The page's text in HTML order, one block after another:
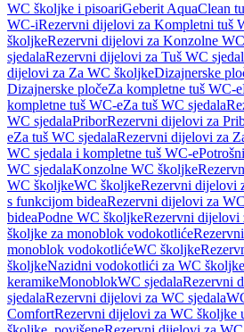
WC školjke i pisoariGeberit AquaClean
WC-iRezervni dijelovi za Kompletni tuš
školjkeRezervni dijelovi za Konzolne
sjedalaRezervni dijelovi za Tuš WC
dijelovi za Za WC školjkeDizajnerske
Dizajnerske pločeZa kompletne tuš WC-e
kompletne tuš WC-eZa tuš WC sjedala
WC sjedalaPriborRezervni dijelovi za
eZa tuš WC sjedalaRezervni dijelovi za
WC sjedala i kompletne tuš WC-e
WC sjedalaKonzolne WC školjke
WC školjkeWC školjkeRezervni dijelovi
s funkcijom bideaRezervni dijelovi za
bideaPodne WC školjkeRezervni dijelovi
školjke za monoblok vodokotliće
monoblok vodokotlićeWC školjke
školjkeNazidni vodokotlići za WC
keramikeMonoblokWC sjedalaRezervni
sjedalaRezervni dijelovi za WC sjedala
ComfortRezervni dijelovi za WC školjke